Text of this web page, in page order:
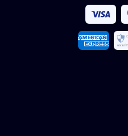
Español
Français